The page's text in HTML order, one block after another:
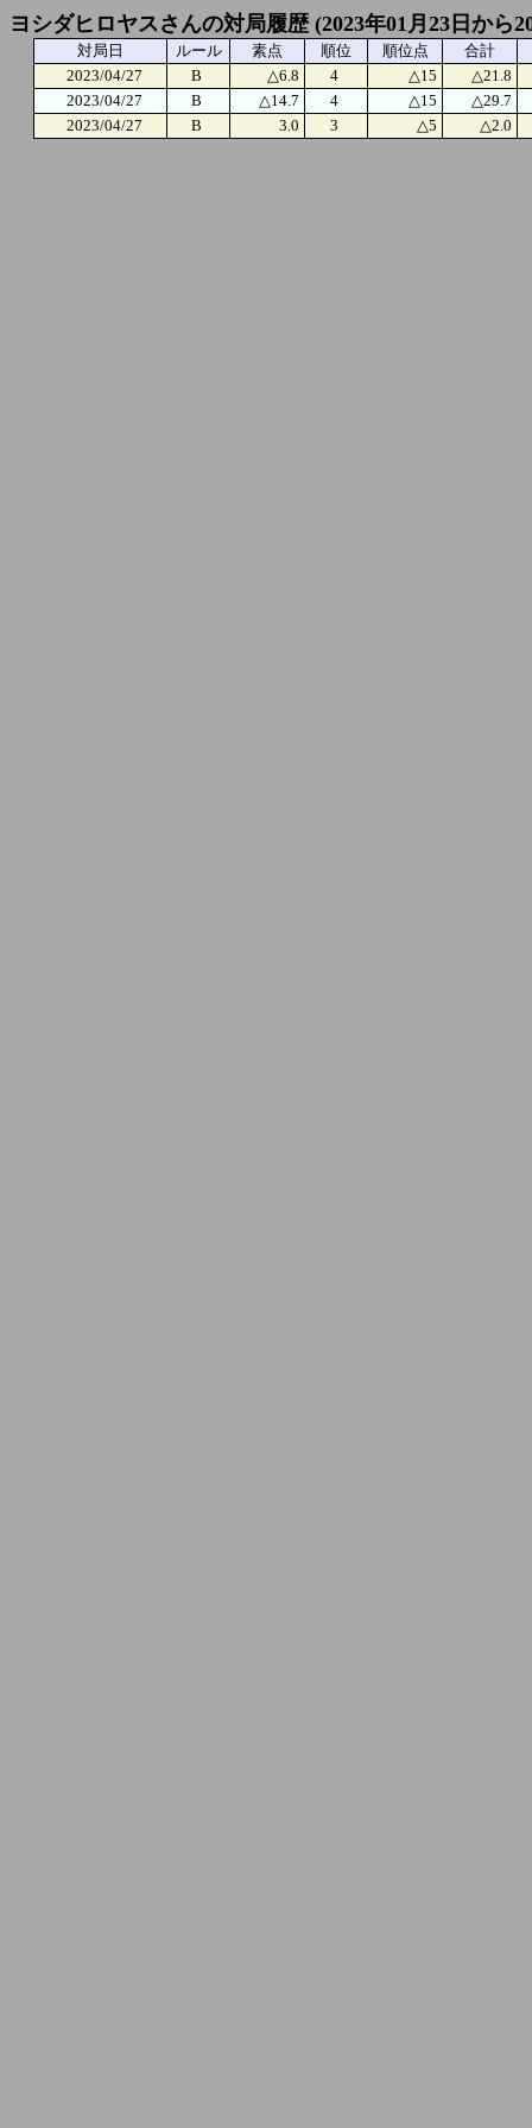
ヨシダヒロヤスさんの対局履歴 (2023年01月23日から
対局日 ルール 素点 順位 順位点
合計
2023/04/27
B △6.8 4 △15
△21.8
2023/04/27
B △14.7 4 △15
△29.7
2023/04/27
B 3.0 3 △5 △2.0